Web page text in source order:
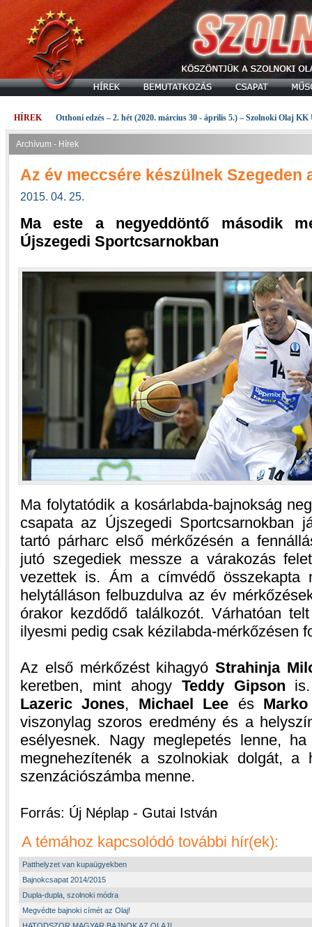
HÍREK Otthoni edzés – 2. hét (2020. március 30 - április 5.) – Szolnoki Olaj KK
Archívum - Hírek
Az év meccsére készülnek Szegeden
2015. 04. 25.
Ma este a negyeddöntő második
Újszegedi Sportcsarnokban
Ma folytatódik a kosárlabda-bajnokság
csapata az Újszegedi Sportcsarnokban
tartó párharc első mérkőzésén a
jutó szegediek messze a várakozás
vezettek is. Ám a címvédő összekapta
helytálláson felbuzdulva az év
órakor kezdődő találkozót. Várhatóan
ilyesmi pedig csak kézilabda-mérkőzésen
Az első mérkőzést kihagyóStrahinja
keretben, mint ahogy Teddy Gipson
Lazeric Jones, Michael Lee és
viszonylag szoros eredmény és a
esélyesnek. Nagy meglepetés lenne,
megnehezítenék a szolnokiak dolgát, a
szenzációszámba menne.
Forrás: Új Néplap - Gutai István
A témához kapcsolódó további hír(ek):
Patthelyzet van kupaügyekben
Bajnokcsapat 2014/2015
Dupla-dupla, szolnoki módra
Megvédte bajnoki címét az Olaj!